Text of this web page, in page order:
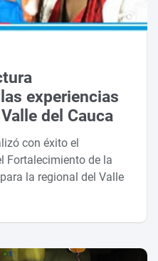
experiencias
del Cauca
con éxito el
Fortalecimiento de la
la regional del Valle